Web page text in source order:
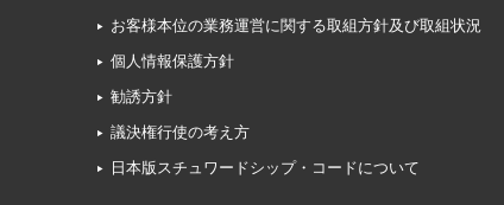
お客様本位の業務運営に関する取組方針及び取組状況
個人情報保護方針
勧誘方針
議決権行使の考え方
日本版スチュワードシップ・コードについて